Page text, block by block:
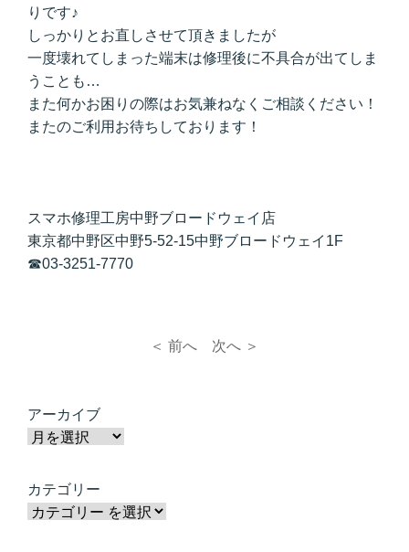
りです♪
しっかりとお直しさせて頂きましたが
一度壊れてしまった端末は修理後に不具合が出てしま
うことも…
また何かお困りの際はお気兼ねなくご相談ください！
またのご利用お待ちしております！
スマホ修理工房中野ブロードウェイ店
東京都中野区中野5-52-15中野ブロードウェイ1F
☎03-3251-7770
＜ 前へ 次へ ＞
アーカイブ
カテゴリー